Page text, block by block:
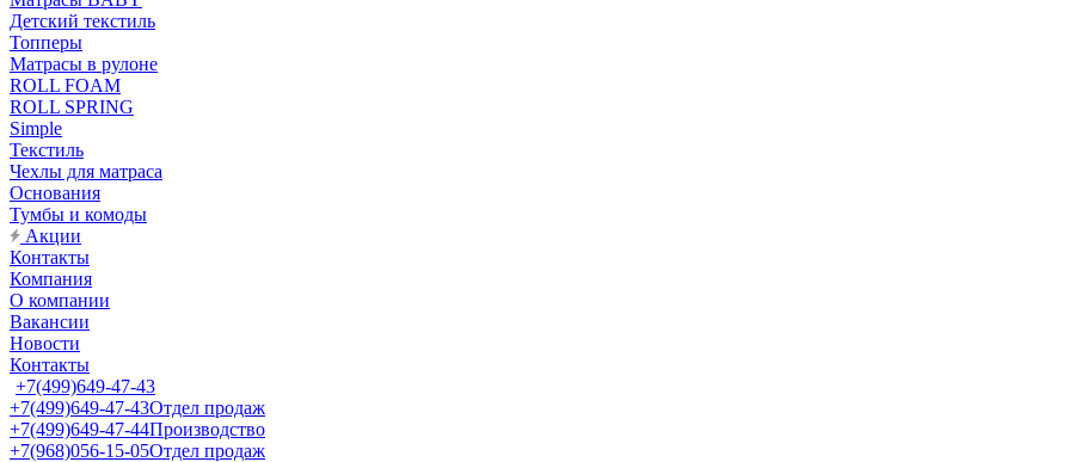
Детский текстиль
Топперы
Матрасы в рулоне
ROLL FOAM
ROLL SPRING
Simple
Текстиль
Чехлы для матраса
Основания
Тумбы и комоды
Акции
Контакты
Компания
О компании
Вакансии
Новости
Контакты
+7(499)649-47-43
+7(499)649-47-43Отдел продаж
+7(499)649-47-44Производство
+7(968)056-15-05Отдел продаж